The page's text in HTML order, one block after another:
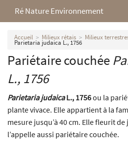
Ré Nature Environnement
L’association
Milieux rétais
Nos parutions
Accueil Milieux rétais Milieux
Parietaria judaica L., 1756
Pariétaire couchée
L., 1756
Parietaria judaicaL., 1756ou la
plante vivace. Elle appartient à la
mesure jusqu’à 40 cm. Elle fleurit
l’appelle aussi pariétaire couchée.